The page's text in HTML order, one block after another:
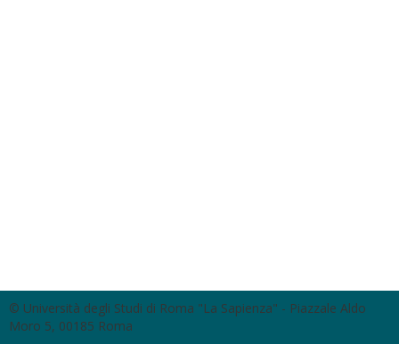
© Università degli Studi di Roma "La Sapienza" - Piazzale Aldo
Moro 5, 00185 Roma